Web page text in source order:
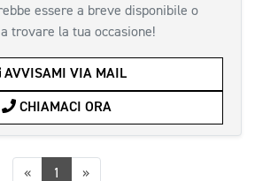
essere a breve disponibile o
trovare la tua occasione!
AVVISAMI VIA MAIL
CHIAMACI ORA
«Precedente
1 »Successiva